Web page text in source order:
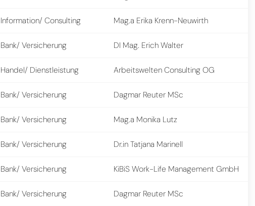
Information/ Consulting Mag.a Erika Krenn-Neuwirth
Bank/ Versicherung DI Mag. Erich Walter
Handel/ Dienstleistung Arbeitswelten Consulting OG
Bank/ Versicherung Dagmar Reuter MSc
Bank/ Versicherung Mag.a Monika Lutz
Bank/ Versicherung Dr.in Tatjana Marinell
Bank/ Versicherung KiBiS Work-Life Management GmbH
Bank/ Versicherung Dagmar Reuter MSc